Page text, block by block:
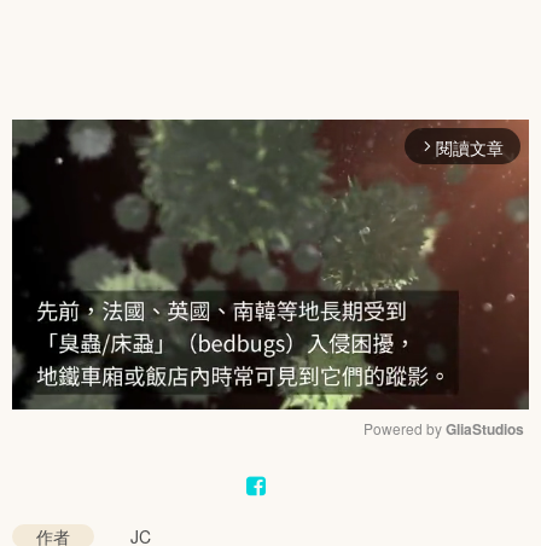
arrow_forward_ios 閱讀文章
Powered by GliaStudios
作者
JC